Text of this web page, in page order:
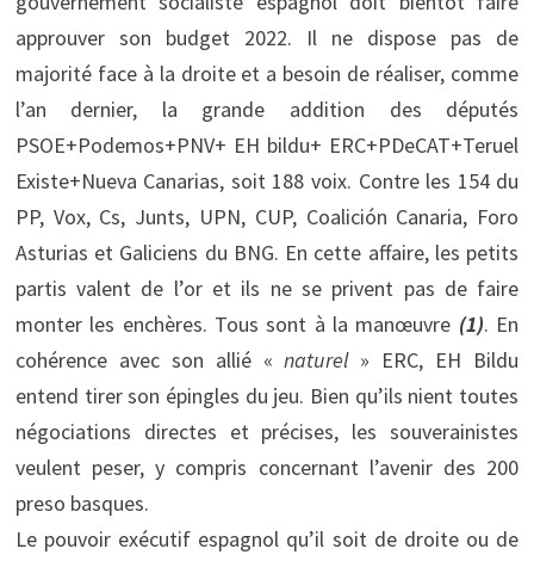
approuver son budget 2022. Il ne dispose pas de
majorité face à la droite et a besoin de réaliser, comme
l’an dernier, la grande addition des députés
PSOE+Podemos+PNV+ EH bildu+ ERC+PDeCAT+Teruel
Existe+Nueva Canarias, soit 188 voix. Contre les 154 du
PP, Vox, Cs, Junts, UPN, CUP, Coalición Canaria, Foro
Asturias et Galiciens du BNG. En cette affaire, les petits
partis valent de l’or et ils ne se privent pas de faire
monter les enchères. Tous sont à la manœuvre (1). En
cohérence avec son allié «naturel » ERC, EH Bildu
entend tirer son épingles du jeu. Bien qu’ils nient toutes
négociations directes et précises, les souverainistes
veulent peser, y compris concernant l’avenir des 200
preso basques.
Le pouvoir exécutif espagnol qu’il soit de droite ou de